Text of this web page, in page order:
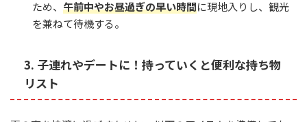
ため、 午前中やお昼過ぎの早い時間に現地入りし、観光
を兼ねて待機する。
3. 子連れやデートに！持っていくと便利な持ち物
リスト